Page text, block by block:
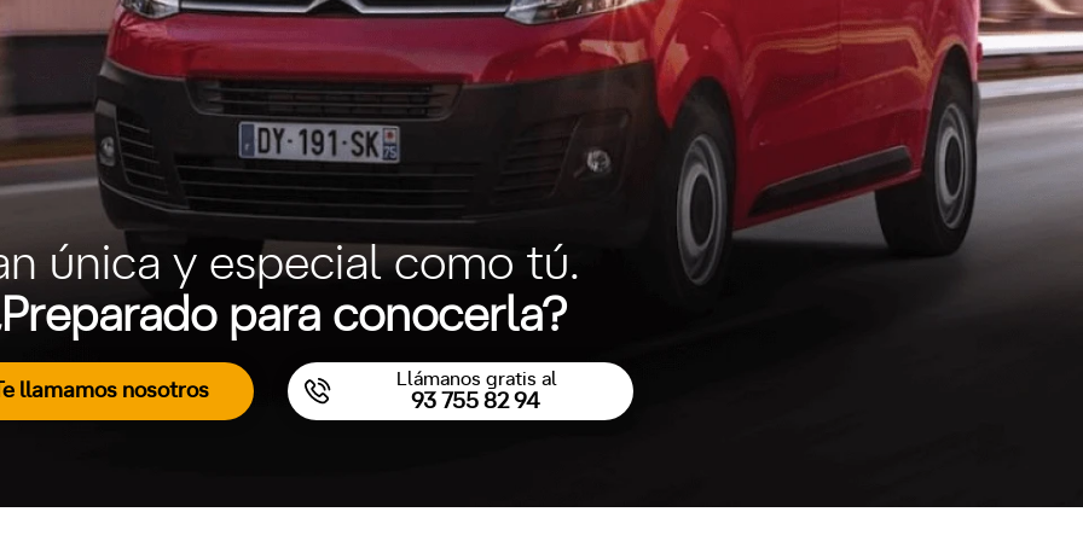
única y especial como tú.
para conocerla?
llamamos nosotros
Llámanos gratis al
93 755 82 94